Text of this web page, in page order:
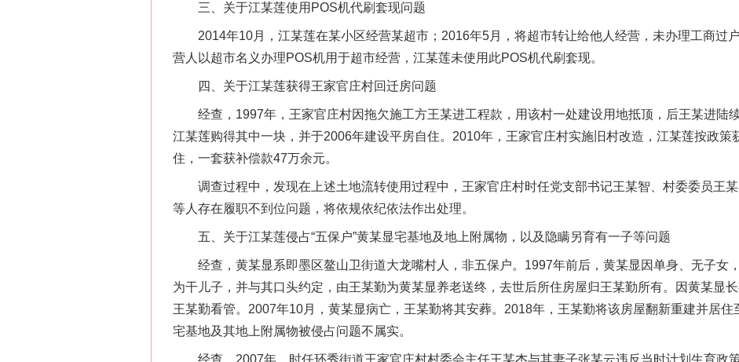
三、关于江某莲使用POS机代刷套现问题
2014年10月，江某莲在某小区经营某超市；2016年5月，将超市转让给他人经营，未办理工商过
营人以超市名义办理POS机用于超市经营，江某莲未使用此POS机代刷套现。
四、关于江某莲获得王家官庄村回迁房问题
经查，1997年，王家官庄村因拖欠施工方王某进工程款，用该村一处建设用地抵顶，后王某进陆续
江某莲购得其中一块，并于2006年建设平房自住。2010年，王家官庄村实施旧村改造，江某莲按政策
住，一套获补偿款47万余元。
调查过程中，发现在上述土地流转使用过程中，王家官庄村时任党支部书记王某智、村委委员王
等人存在履职不到位问题，将依规依纪依法作出处理。
五、关于江某莲侵占“五保户”黄某显宅基地及地上附属物，以及隐瞒另育有一子等问题
经查，黄某显系即墨区鳌山卫街道大龙嘴村人，非五保户。1997年前后，黄某显因单身、无子女
为干儿子，并与其口头约定，由王某勤为黄某显养老送终，去世后所住房屋归王某勤所有。因黄某显
王某勤看管。2007年10月，黄某显病亡，王某勤将其安葬。2018年，王某勤将该房屋翻新重建并居住
宅基地及其地上附属物被侵占问题不属实。
经查，2007年，时任环秀街道王家官庄村村委会主任王某杰与其妻子张某云违反当时计划生育政